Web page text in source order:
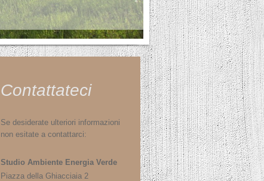
Contattateci
Se desiderate ulteriori informazioni
non esitate a contattarci:
Studio Ambiente Energia Verde
Piazza della Ghiacciaia 2